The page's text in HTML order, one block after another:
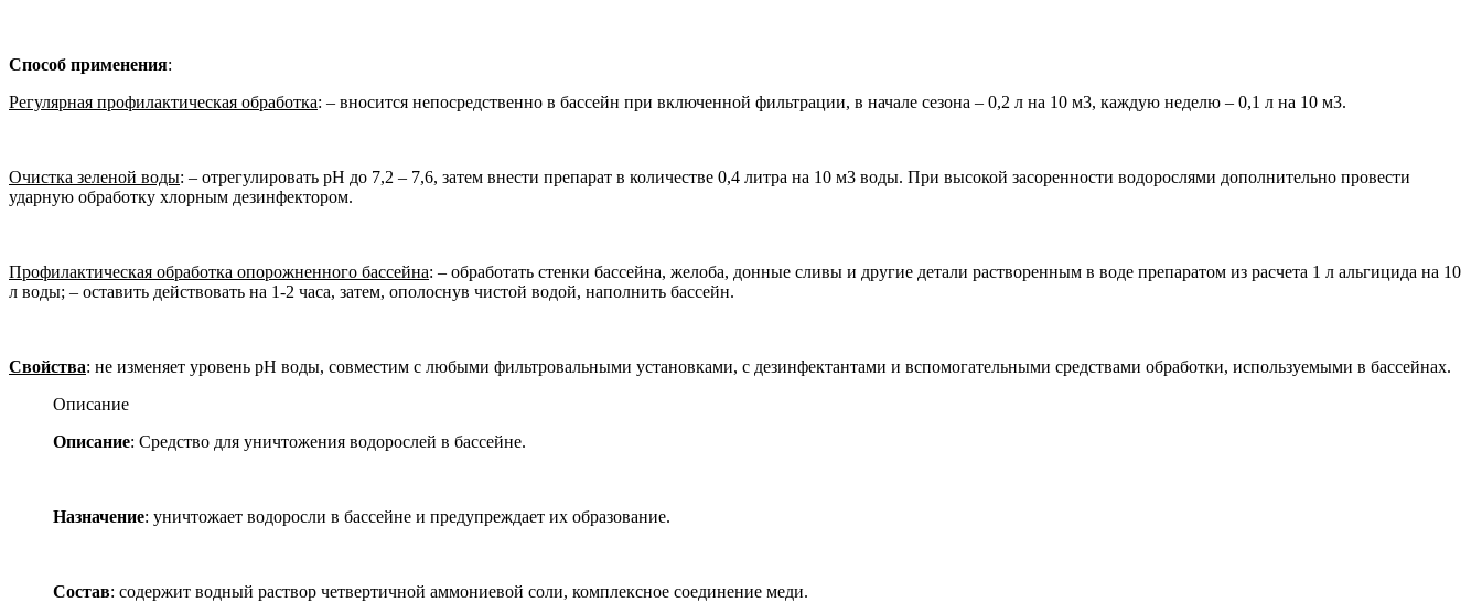
Способ применения:
Регулярная профилактическая обработка: – вносится непосредственно в бассейн при включенной фильтрации, в начале сезона – 0,2 л на 10 м3, каждую неделю – 0,1 л на 10 м3.
Очистка зеленой воды: – отрегулировать рН до 7,2 – 7,6, затем внести препарат в количестве 0,4 литра на 10 м3 воды. При высокой засоренности водорослями дополнительно провести
ударную обработку хлорным дезинфектором.
Профилактическая обработка опорожненного бассейна: – обработать стенки бассейна, желоба, донные сливы и другие детали растворенным в воде препаратом из расчета 1 л альгицида на 10
л воды; – оставить действовать на 1-2 часа, затем, ополоснув чистой водой, наполнить бассейн.
Свойства: не изменяет уровень рН воды, совместим с любыми фильтровальными установками, с дезинфектантами и вспомогательными средствами обработки, используемыми в бассейнах.
Описание
Описание: Средство для уничтожения водорослей в бассейне.
Назначение: уничтожает водоросли в бассейне и предупреждает их образование.
Состав: содержит водный раствор четвертичной аммониевой соли, комплексное соединение меди.